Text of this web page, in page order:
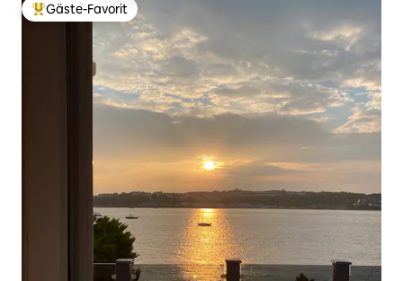
Beliebter Gäste-Favorit.
Gäste-Favorit